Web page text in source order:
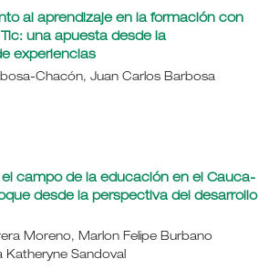
al aprendizaje en la formación con
una apuesta desde la
experiencias
Chacón, Juan Carlos Barbosa
el campo de la educación en el Cauca-
desde la perspectiva del desarrollo
Moreno, Marlon Felipe Burbano
Katheryne Sandoval